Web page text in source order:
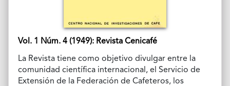
Vol. 1 Núm. 4 (1949): Revista Cenicafé
La Revista tiene como objetivo divulgar entre la
comunidad científica internacional, el Servicio de
Extensión de la Federación de Cafeteros, los